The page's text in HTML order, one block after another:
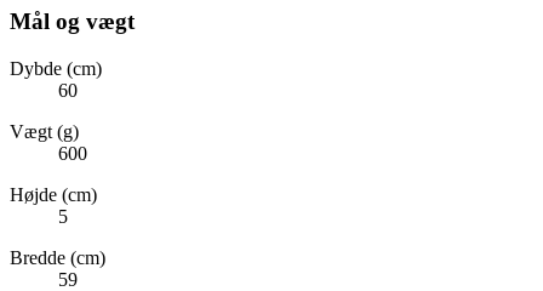
Mål og vægt
Dybde (cm)
60
Vægt (g)
600
Højde (cm)
5
Bredde (cm)
59